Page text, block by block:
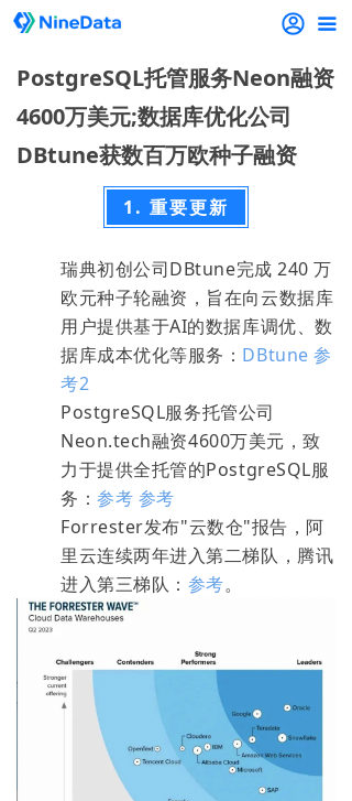
끀
PostgreSQL托管服务Neon融资
4600万美元;数据库优化公司
DBtune获数百万欧种子融资
1. 重要更新
瑞典初创公司DBtune完成 240 万
欧元种子轮融资，旨在向云数据库
用户提供基于AI的数据库调优、数
据库成本优化等服务： DBtune 参
考2
PostgreSQL服务托管公司
Neon.tech融资4600万美元，致
力于提供全托管的PostgreSQL服
务：参考 参考
Forrester发布"云数仓"报告，阿
里云连续两年进入第二梯队，腾讯
进入第三梯队： 参考。